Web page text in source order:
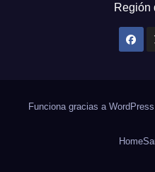
Región
Funciona gracias a WordPress
Home